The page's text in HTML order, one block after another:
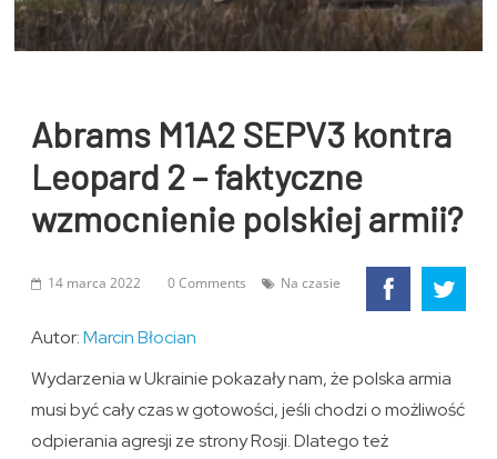
Abrams M1A2 SEPV3 kontra
Leopard 2 – faktyczne
wzmocnienie polskiej armii?
14 marca 2022 0 Comments Na czasie
Autor:Marcin Błocian
Wydarzenia w Ukrainie pokazały nam, że polska armia
musi być cały czas w gotowości, jeśli chodzi o możliwość
odpierania agresji ze strony Rosji. Dlatego też